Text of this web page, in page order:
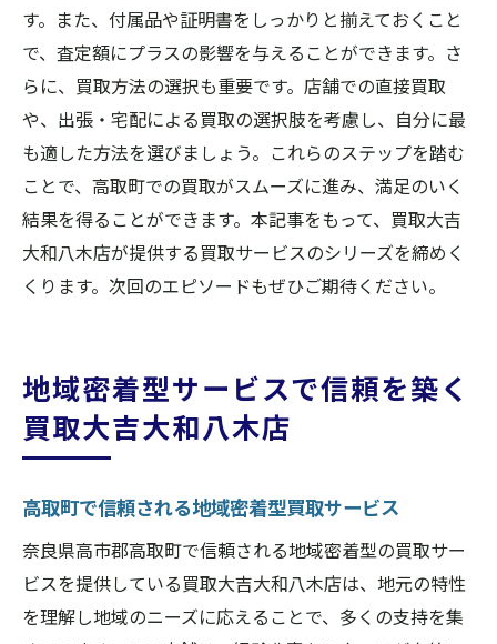
す。また、付属品や証明書をしっかりと揃えておくこと
で、査定額にプラスの影響を与えることができます。さ
らに、買取方法の選択も重要です。店舗での直接買取
や、出張・宅配による買取の選択肢を考慮し、自分に最
も適した方法を選びましょう。これらのステップを踏む
ことで、高取町での買取がスムーズに進み、満足のいく
結果を得ることができます。本記事をもって、買取大吉
大和八木店が提供する買取サービスのシリーズを締めく
くります。次回のエピソードもぜひご期待ください。
地域密着型サービスで信頼を築く
買取大吉大和八木店
高取町で信頼される地域密着型買取サービス
奈良県高市郡高取町で信頼される地域密着型の買取サー
ビスを提供している買取大吉大和八木店は、地元の特性
を理解し地域のニーズに応えることで、多くの支持を集